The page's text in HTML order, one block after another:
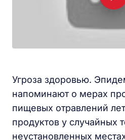
Угроза здоровью.
напоминают о мерах
пищевых отравлений
продуктов у случайных
неустановленных